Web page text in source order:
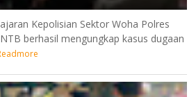
Kepolisian Sektor Woha Polres
berhasil mengungkap kasus dugaan